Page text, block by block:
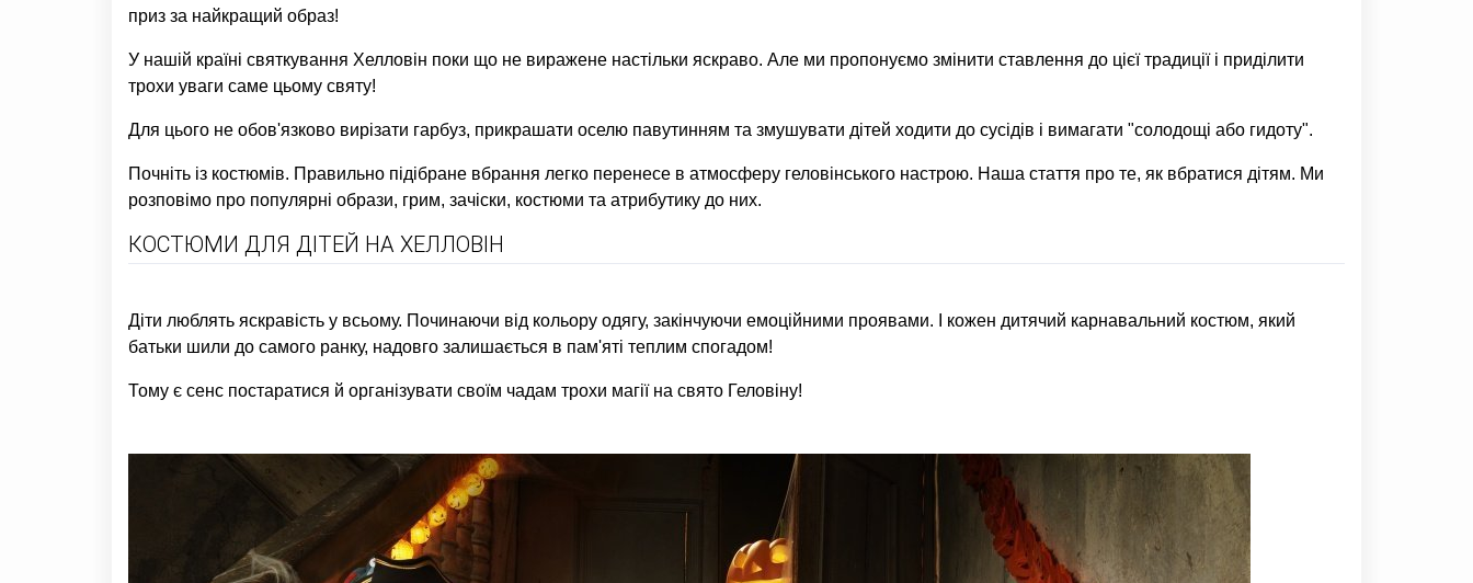
приз за найкращий образ!
У нашій країні святкування Хелловін поки що не виражене настільки яскраво. Але ми пропонуємо змінити ставлення до цієї традиції і приділити
трохи уваги саме цьому святу!
Для цього не обов'язково вирізати гарбуз, прикрашати оселю павутинням та змушувати дітей ходити до сусідів і вимагати "солодощі або гидоту".
Почніть із костюмів. Правильно підібране вбрання легко перенесе в атмосферу геловінського настрою. Наша стаття про те, як вбратися дітям. Ми
розповімо про популярні образи, грим, зачіски, костюми та атрибутику до них.
КОСТЮМИ ДЛЯ ДІТЕЙ НА ХЕЛЛОВІН
Діти люблять яскравість у всьому. Починаючи від кольору одягу, закінчуючи емоційними проявами. І кожен дитячий карнавальний костюм, який
батьки шили до самого ранку, надовго залишається в пам'яті теплим спогадом!
Тому є сенс постаратися й організувати своїм чадам трохи магії на свято Геловіну!